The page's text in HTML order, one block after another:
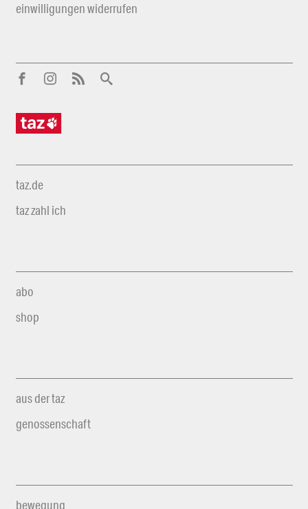
einwilligungen widerrufen
taz.de
taz zahl ich
abo
shop
aus der taz
genossenschaft
bewegung